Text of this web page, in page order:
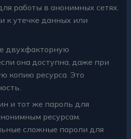
работы в анонимных сетях.
к утечке данных или
двухфакторную
она доступна, даже при
копию ресурса. Это
и тот же пароль для
ресурсам.
сложные пароли для